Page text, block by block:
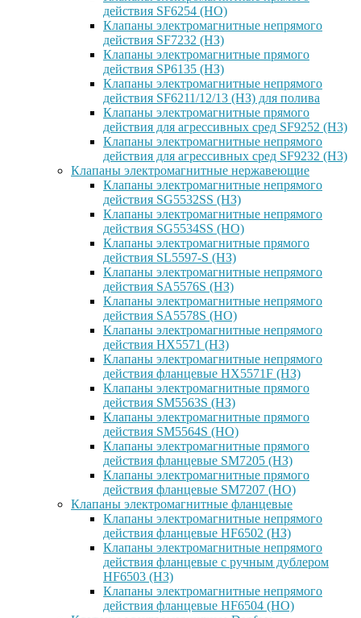
действия SF6254 (НО)
Клапаны электромагнитные непрямого
действия SF7232 (НЗ)
Клапаны электромагнитные прямого
действия SP6135 (НЗ)
Клапаны электромагнитные непрямого
действия SF6211/12/13 (НЗ) для полива
Клапаны электромагнитные прямого
действия для агрессивных сред SF9252 (H3)
Клапаны электромагнитные непрямого
действия для агрессивных сред SF9232 (H3)
Клапаны электромагнитные нержавеющие
Клапаны электромагнитные непрямого
действия SG5532SS (НЗ)
Клапаны электромагнитные непрямого
действия SG5534SS (НО)
Клапаны электромагнитные прямого
действия SL5597-S (НЗ)
Клапаны электромагнитные непрямого
действия SA5576S (НЗ)
Клапаны электромагнитные непрямого
действия SA5578S (НО)
Клапаны электромагнитные непрямого
действия HX5571 (НЗ)
Клапаны электромагнитные непрямого
действия фланцевые HX5571F (НЗ)
Клапаны электромагнитные прямого
действия SM5563S (НЗ)
Клапаны электромагнитные прямого
действия SM5564S (НО)
Клапаны электромагнитные прямого
действия фланцевые SM7205 (НЗ)
Клапаны электромагнитные прямого
действия фланцевые SM7207 (НО)
Клапаны электромагнитные фланцевые
Клапаны электромагнитные непрямого
действия фланцевые HF6502 (НЗ)
Клапаны электромагнитные непрямого
действия фланцевые с ручным дублером
HF6503 (Н3)
Клапаны электромагнитные непрямого
действия фланцевые HF6504 (НО)